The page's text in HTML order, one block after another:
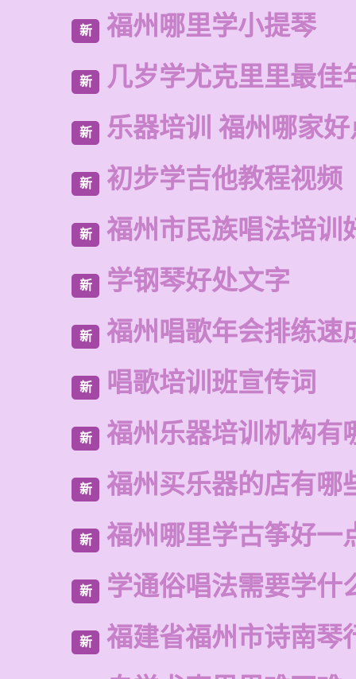
新 福州哪里学小提琴
新 几岁学尤克里里最佳
新 乐器培训 福州哪家好
新 初步学吉他教程视频
新 福州市民族唱法培训
新 学钢琴好处文字
新 福州唱歌年会排练速
新 唱歌培训班宣传词
新 福州乐器培训机构有
新 福州买乐器的店有哪
新 福州哪里学古筝好一
新 学通俗唱法需要学什
新
福建省福州市诗南琴